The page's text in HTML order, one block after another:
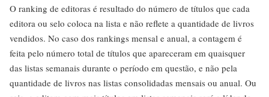
O ranking de editoras é resultado do número de títulos que cada
editora ou selo coloca na lista e não reflete a quantidade de livros
vendidos. No caso dos rankings mensal e anual, a contagem é
feita pelo número total de títulos que apareceram em quaisquer
das listas semanais durante o período em questão, e não pela
quantidade de livros nas listas consolidadas mensais ou anual. Ou